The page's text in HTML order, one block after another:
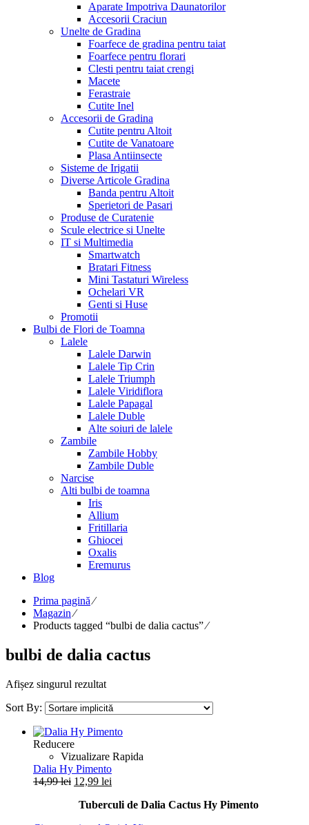
Aparate Impotriva Daunatorilor
Accesorii Craciun
Unelte de Gradina
Foarfece de gradina pentru taiat
Foarfece pentru florari
Clesti pentru taiat crengi
Macete
Ferastraie
Cutite Inel
Accesorii de Gradina
Cutite pentru Altoit
Cutite de Vanatoare
Plasa Antiinsecte
Sisteme de Irigatii
Diverse Articole Gradina
Banda pentru Altoit
Sperietori de Pasari
Produse de Curatenie
Scule electrice si Unelte
IT si Multimedia
Smartwatch
Bratari Fitness
Mini Tastaturi Wireless
Ochelari VR
Genti si Huse
Promotii
Bulbi de Flori de Toamna
Lalele
Lalele Darwin
Lalele Tip Crin
Lalele Triumph
Lalele Viridiflora
Lalele Papagal
Lalele Duble
Alte soiuri de lalele
Zambile
Zambile Hobby
Zambile Duble
Narcise
Alti bulbi de toamna
Iris
Allium
Fritillaria
Ghiocei
Oxalis
Eremurus
Blog
Prima pagină⁄
Magazin ⁄
Products tagged “bulbi de dalia cactus”⁄
bulbi de dalia cactus
Afișez singurul rezultat
Sort By:
Reducere
Vizualizare Rapida
Dalia Hy Pimento
14,99lei Prețul
12,99 lei
este:
Tuberculi de Dalia Cactus Hy Pimento